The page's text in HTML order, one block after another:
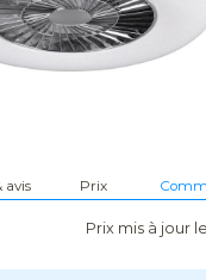
avis Prix
Prix mis à jour